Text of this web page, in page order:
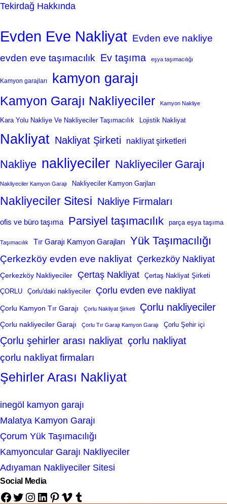
Tekirdağ Hakkında
Evden Eve Nakliyat Evden eve nakliye
evden eve taşımacılık Ev taşıma eşya taşımacılığı
Kamyon garajları kamyon garajı
Kamyon Garajı Nakliyeciler Kamyon Nakliye
Kara Yolu Nakliye Ve Nakliyeciler Taşımacılık Lojistik Nakliyat
Nakliyat Nakliyat Şirketi nakliyat şirketleri
Nakliye nakliyeciler Nakliyeciler Garajı
Nakliyeciler Kamyon Garajı Nakliyeciler Kamyon Garjları
Nakliyeciler Sitesi Nakliye Firmaları
ofis ve büro taşıma Parsiyel taşımacılık parça eşya taşıma
Taşımacılık Tır Garajı Kamyon Garajları Yük Taşımacılığı
Çerkezköy evden eve nakliyat Çerkezköy Nakliyat
Çerkezköy Nakliyeciler Çertaş Nakliyat Çertaş Nakliyat Şirketi
ÇORLU Çorlu'daki nakliyeciler Çorlu evden eve nakliyat
Çorlu Kamyon Tır Garajı Çorlu Nakliyat Şirketi Çorlu nakliyeciler
Çorlu nakliyeciler Garajı Çorlu Tır Garajı Kamyon Garajı Çorlu Şehir içi
Çorlu şehirler arası nakliyat çorlu nakliyat
çorlu nakliyat firmaları
Şehirler Arası Nakliyat
inegöl kamyon garajı
Malatya Kamyon Garajı
Çorum Yük Taşımacılığı
Kamyoncular Garajı Nakliyeciler
Adıyaman Nakliyeciler Sitesi
Social Media
Facebook Twitter Instagram LinkedIn Pinterest Vimeo Tumblr